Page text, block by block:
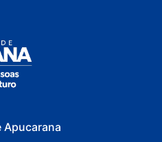
Apucarana